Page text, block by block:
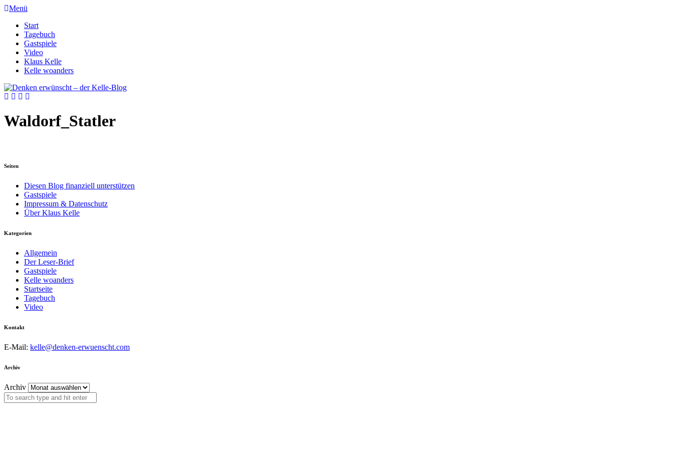
Menü
Start
Tagebuch
Gastspiele
Video
Klaus Kelle
Kelle woanders
Waldorf_Statler
Seiten
Diesen Blog finanziell unterstützen
Gastspiele
Impressum & Datenschutz
Über Klaus Kelle
Kategorien
Allgemein
Der Leser-Brief
Gastspiele
Kelle woanders
Startseite
Tagebuch
Video
Kontakt
E-Mail: kelle@denken-erwuenscht.com
Archiv
Archiv